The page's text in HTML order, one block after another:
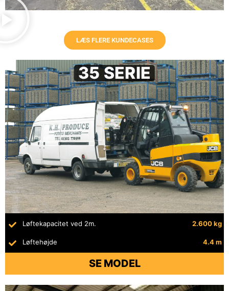
LÆS FLERE KUNDECASES
35 SERIE
Løftekapacitet ved 2m. 2.600 kg
Løftehøjde 4.4 m
SE MODEL